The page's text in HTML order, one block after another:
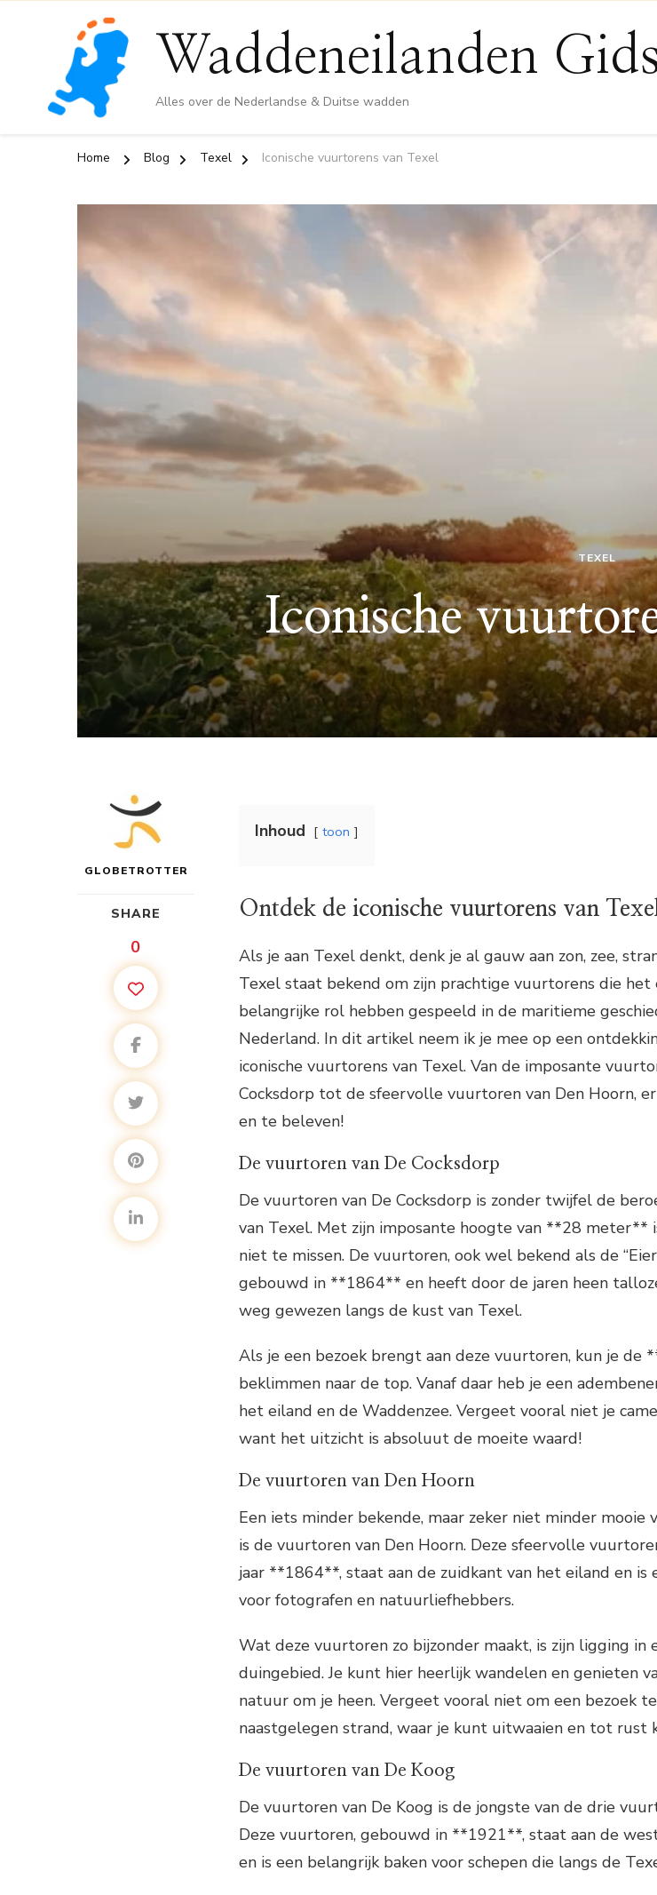
Waddeneilanden
Alles over de Nederlandse & Duitse wadden
Home Blog Texel Iconische vuurtorens van Texel
TEXEL
Iconische
GLOBETROTTER
SHARE
0
Inhoud toon
Ontdek de iconische vuurtorens van
Als je aan Texel denkt, denk je al gauw aan zon, zee,
Texel staat bekend om zijn prachtige vuurtorens die het
belangrijke rol hebben gespeeld in de maritieme
Nederland. In dit artikel neem ik je mee op een
iconische vuurtorens van Texel. Van de imposante
Cocksdorp tot de sfeervolle vuurtoren van Den Hoorn,
en te beleven!
De vuurtoren van De Cocksdorp
De vuurtoren van De Cocksdorp is zonder twijfel de
van Texel. Met zijn imposante hoogte van **28 meter**
niet te missen. De vuurtoren, ook wel bekend als de
gebouwd in **1864** en heeft door de jaren heen
weg gewezen langs de kust van Texel.
Als je een bezoek brengt aan deze vuurtoren, kun je de
beklimmen naar de top. Vanaf daar heb je een
het eiland en de Waddenzee. Vergeet vooral niet je
want het uitzicht is absoluut de moeite waard!
De vuurtoren van Den Hoorn
Een iets minder bekende, maar zeker niet minder
is de vuurtoren van Den Hoorn. Deze sfeervolle
jaar **1864**, staat aan de zuidkant van het eiland en is
voor fotografen en natuurliefhebbers.
Wat deze vuurtoren zo bijzonder maakt, is zijn ligging in
duingebied. Je kunt hier heerlijk wandelen en genieten
natuur om je heen. Vergeet vooral niet om een bezoek
naastgelegen strand, waar je kunt uitwaaien en tot rust
De vuurtoren van De Koog
De vuurtoren van De Koog is de jongste van de drie
Deze vuurtoren, gebouwd in **1921**, staat aan de
en is een belangrijk baken voor schepen die langs de